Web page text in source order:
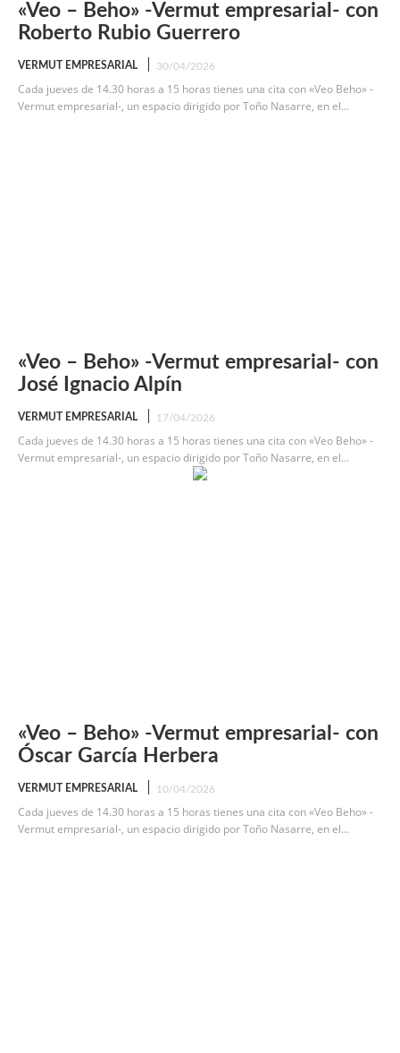
«Veo – Beho» -Vermut empresarial- con
Roberto Rubio Guerrero
VERMUT EMPRESARIAL 30/04/2026
Cada jueves de 14.30 horas a 15 horas tienes una cita con «Veo Beho» -
Vermut empresarial-, un espacio dirigido por Toño Nasarre, en el...
«Veo – Beho» -Vermut empresarial- con
José Ignacio Alpín
VERMUT EMPRESARIAL 17/04/2026
Cada jueves de 14.30 horas a 15 horas tienes una cita con «Veo Beho» -
Vermut empresarial-, un espacio dirigido por Toño Nasarre, en el...
«Veo – Beho» -Vermut empresarial- con
Óscar García Herbera
VERMUT EMPRESARIAL 10/04/2026
Cada jueves de 14.30 horas a 15 horas tienes una cita con «Veo Beho» -
Vermut empresarial-, un espacio dirigido por Toño Nasarre, en el...